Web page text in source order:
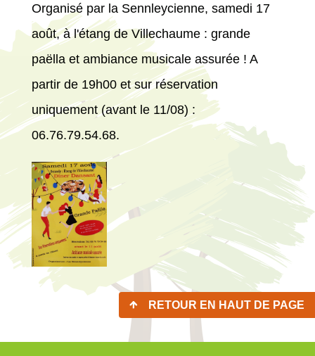
Organisé par la Sennleycienne, samedi 17
août, à l'étang de Villechaume : grande
paëlla et ambiance musicale assurée ! A
partir de 19h00 et sur réservation
uniquement (avant le 11/08) :
06.76.79.54.68.
RETOUR EN HAUT DE PAGE